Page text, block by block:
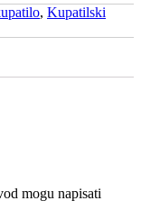
, Kupatilski
mogu napisati